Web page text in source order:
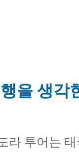
을 생각
라 투어는